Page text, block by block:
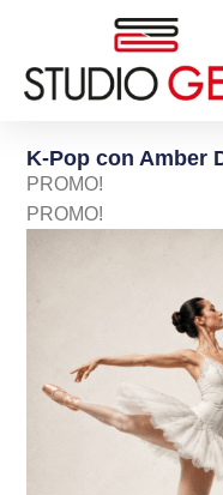
K-Pop con Amber
PROMO!
PROMO!